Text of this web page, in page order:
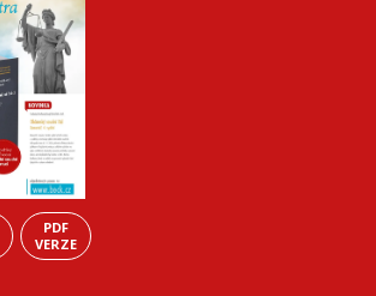
PDF
VERZE